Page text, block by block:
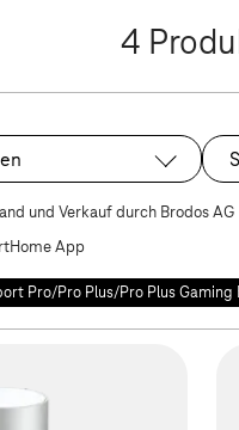
4
und Verkauf durch Brodos AG
App
Pro/Pro Plus/Pro Plus Gaming